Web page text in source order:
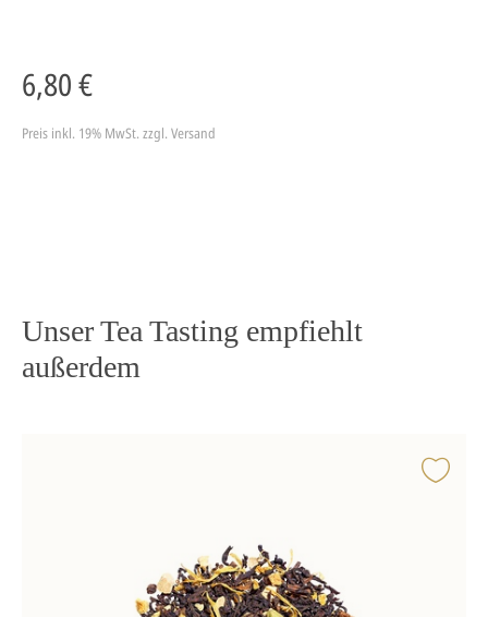
6,80 €
Preis inkl. 19% MwSt. zzgl. Versand
Unser Tea Tasting empfiehlt
außerdem